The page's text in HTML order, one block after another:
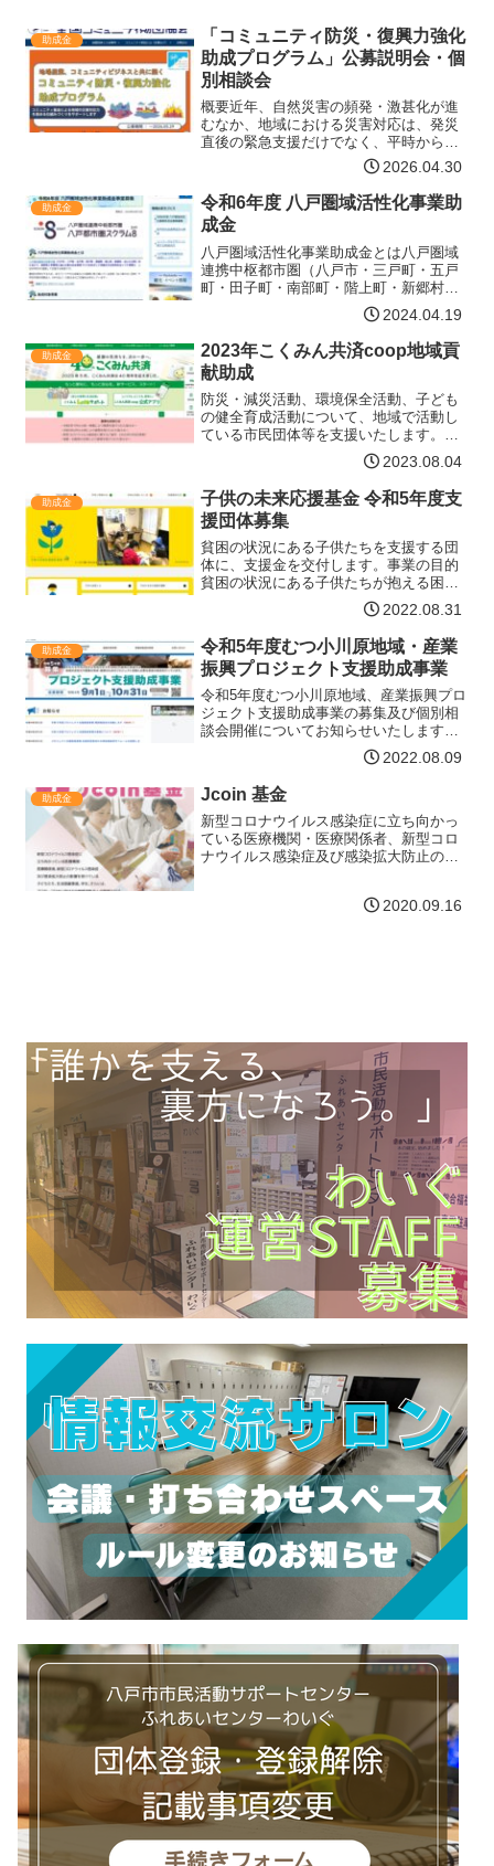
助成金
「コミュニティ防災・復興力強化
助成プログラム」公募説明会・個
別相談会
概要近年、自然災害の頻発・激甚化が進
むなか、地域における災害対応は、発災
直後の緊急支援だけでなく、平時からの
備え、復旧・復興を見据えた支え合いの
仕組みづくりまで含めて捉える必要が高
まっています。全国コミュニティ財団協
会では、休眠預金活用事業…【詳細はコ
チラ】
2026.04.30
助成金
令和6年度 八戸圏域活性化事業助
成金
八戸圏域活性化事業助成金とは八戸圏域
連携中枢都市圏（八戸市・三戸町・五戸
町・田子町・南部町・階上町・新郷村・
おいらせ町）内において、創造性と多様
性に富んだ魅力ある地域づくりをめざし
て実施される特色あるソフト事業を、上
記8市町村が連携して支援…【詳細はコチ
ラ】
2024.04.19
助成金
2023年こくみん共済coop地域貢
献助成
防災・減災活動、環境保全活動、子ども
の健全育成活動について、地域で活動し
ている市民団体等を支援いたします。助
成の対象となる活動 自然災害に備え、い
のちを守るための活動 地域の自然環境・
生態系を守る活動 温暖化防止活動や循環
型社会づくり活動 …【詳細はコチラ】
2023.08.04
助成金
子供の未来応援基金 令和5年度支
援団体募集
貧困の状況にある子供たちを支援する団
体に、支援金を交付します。事業の目的
貧困の状況にある子供たちが抱える困難
は様々であり、また、新型コロナウイル
ス感染症により、子供たちの環境も大き
く影響を受けています。貧困の連鎖を解
消するためには、一人ひと…【詳細はコ
チラ】
2022.08.31
助成金
令和5年度むつ小川原地域・産業
振興プロジェクト支援助成事業
令和5年度むつ小川原地域、産業振興プロ
ジェクト支援助成事業の募集及び個別相
談会開催についてお知らせいたします。
募集の概要助成対象事業者県内の市町村
及び地域団体、産業団体助成対象事業令
和5年4月1日から令和6年3月31日までに
実施する次のいず…【詳細はコチラ】
2022.08.09
助成金 Jcoin 基金
新型コロナウイルス感染症に立ち向かっ
ている医療機関・医療関係者、新型コロ
ナウイルス感染症及び感染拡大防止の影
向けての地域活性化への取組みなど、幅
2020.09.16